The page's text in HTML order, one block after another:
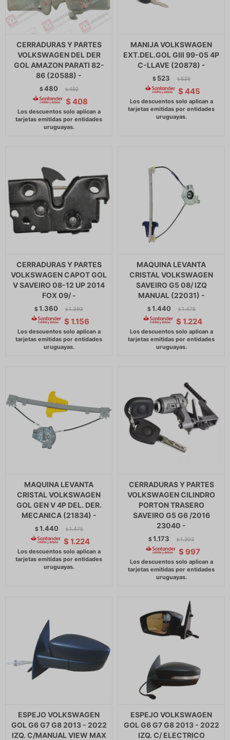
CERRADURAS Y PARTES
VOLKSWAGEN DEL DER
GOL AMAZON PARATI 82-
86 (20588) -
$480 $ 492
$ 408
MANIJA VOLKSWAGEN
EXT.DEL.GOL GIII 99-05 4P
C-LLAVE (20878) -
$ 523 $ 536
$ 445
CERRADURAS Y PARTES
VOLKSWAGEN CAPOT GOL
V SAVEIRO 08-12 UP 2014
FOX 09/ -
$1.360 $ 1.393
$ 1.156
MAQUINA LEVANTA
CRISTAL VOLKSWAGEN
SAVEIRO G5 08/ IZQ
MANUAL (22031) -
$1.440 $ 1.475
$ 1.224
MAQUINA LEVANTA
CRISTAL VOLKSWAGEN
GOL GEN V 4P DEL. DER.
MECANICA (21834) -
$1.440 $ 1.475
$ 1.224
CERRADURAS Y PARTES
VOLKSWAGEN CILINDRO
PORTON TRASERO
SAVEIRO G5 G6 /2016
23040 -
$1.173 $ 1.202
$ 997
ESPEJO VOLKSWAGEN
GOL G6 G7 G8 2013 - 2022
IZQ. C/MANUAL VIEW MAX
ESPEJO VOLKSWAGEN
GOL G6 G7 G8 2013 - 2022
IZQ. C/ ELECTRICO